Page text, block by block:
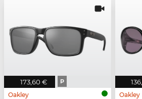
173,60 € P
Oakley
Oakley